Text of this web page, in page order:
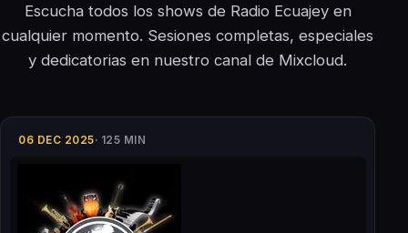
Escucha todos los shows de Radio Ecuajey en
cualquier momento. Sesiones completas, especiales
y dedicatorias en nuestro canal de Mixcloud.
06 DEC 2025· 125 MIN